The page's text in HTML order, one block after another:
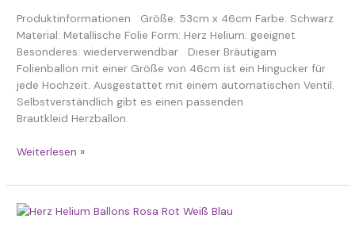
Produktinformationen Größe: 53cm x 46cm Farbe: Schwarz
Material: Metallische Folie Form: Herz Helium: geeignet
Besonderes: wiederverwendbar Dieser Bräutigam
Folienballon mit einer Größe von 46cm ist ein Hingucker für
jede Hochzeit. Ausgestattet mit einem automatischen Ventil.
Selbstverständlich gibt es einen passenden
Brautkleid Herzballon.
Weiterlesen »
Herz